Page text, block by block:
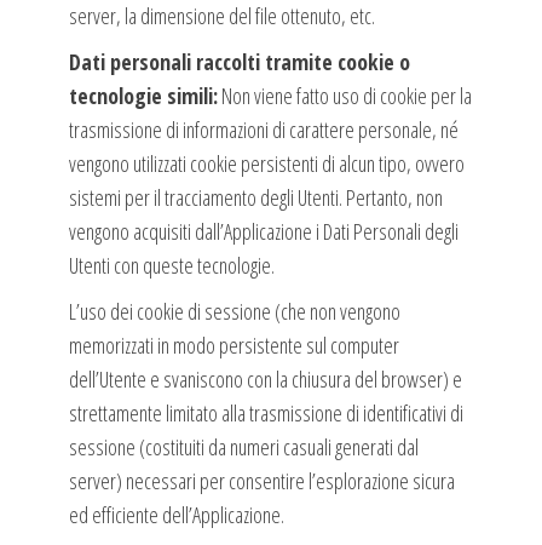
server, la dimensione del file ottenuto, etc.
Dati personali raccolti tramite cookie o
tecnologie simili:Non viene fatto uso di cookie per la
trasmissione di informazioni di carattere personale, né
vengono utilizzati cookie persistenti di alcun tipo, ovvero
sistemi per il tracciamento degli Utenti. Pertanto, non
vengono acquisiti dall’Applicazione i Dati Personali degli
Utenti con queste tecnologie.
L’uso dei cookie di sessione (che non vengono
memorizzati in modo persistente sul computer
dell’Utente e svaniscono con la chiusura del browser) e
strettamente limitato alla trasmissione di identificativi di
sessione (costituiti da numeri casuali generati dal
server) necessari per consentire l’esplorazione sicura
ed efficiente dell’Applicazione.